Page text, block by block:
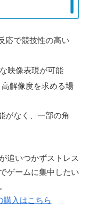
応で競技性の高い
映像表現が可能
解像度を求める場
がなく、一部の角
追いつかずストレス
ゲームに集中したい
購入はこちら